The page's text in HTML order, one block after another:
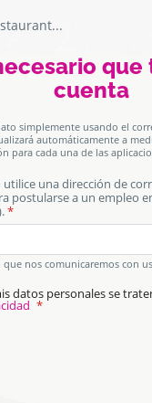
...
que
cuenta
simplemente usando el
automáticamente a
para cada una de las
utilice una dirección de
postularse a un empleo
que nos comunicaremos con
datos personales se